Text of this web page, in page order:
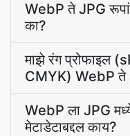
WebP ते JPG
का?
माझे रंग प्रोफाइल
CMYK) WebP ते
WebP ला JPG
मेटाडेटाबद्दल काय?